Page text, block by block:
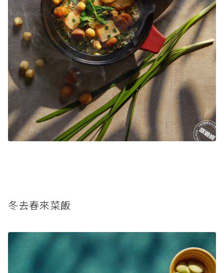
冬去春來菜飯